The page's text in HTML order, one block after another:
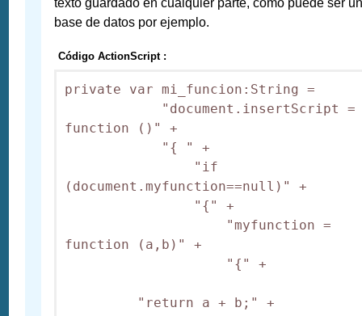
texto guardado en cualquier parte, como puede ser
base de datos por ejemplo.
Código ActionScript :
private var mi_funcion:String =
"document.insertScript =
function ()" +
"{ " +
"if
(document.myfunction==null)" +
"{" +
"myfunction =
function (a,b)" +
"{" +
"return a + b;" +